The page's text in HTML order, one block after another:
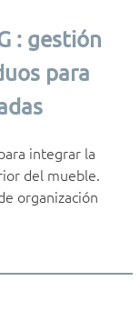
: gestión
para
integrar la
del mueble.
organización